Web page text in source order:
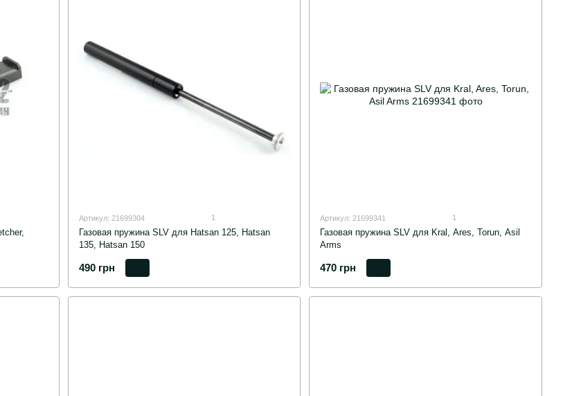
Артикул: 21699304 1
Газовая пружина SLV для Hatsan 125, Hatsan
135, Hatsan 150
490 грн
Артикул: 21699341 1
Газовая пружина SLV для Kral, Ares, Torun, Asil
Arms
470 грн